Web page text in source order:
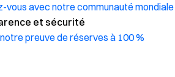
vous avec notre communauté mondiale
et sécurité
preuve de réserves à 100 %